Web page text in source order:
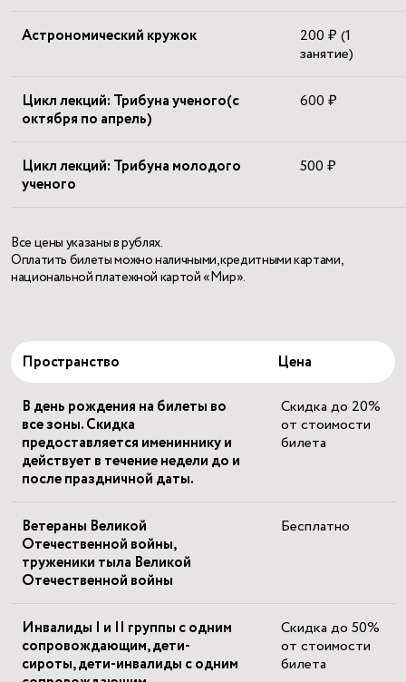
Астрономический кружок
200 ₽ (1
занятие)
Цикл лекций: Трибуна ученого(с
октября по апрель)
600 ₽
Цикл лекций: Трибуна молодого
ученого
500 ₽
Все цены указаны в рублях.
Оплатить билеты можно наличными, кредитными картами,
национальной платежной картой «Мир».
Пространство Цена
В день рождения на билеты во
все зоны. Скидка
предоставляется имениннику и
действует в течение недели до и
после праздничной даты.
Скидка до 20%
от стоимости
билета
Ветераны Великой
Отечественной войны,
труженики тыла Великой
Отечественной войны
Бесплатно
Инвалиды I и II группы с одним
сопровождающим, дети-
сироты, дети-инвалиды с одним
Скидка до 50%
от стоимости
билета